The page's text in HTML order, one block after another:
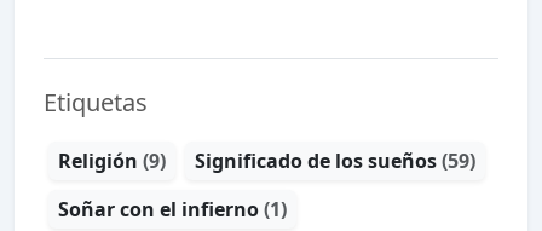
Etiquetas
Religión (9) Significado de los sueños(59)
Soñar con el infierno(1)